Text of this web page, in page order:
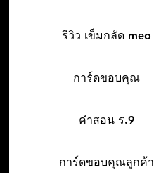
รีวิว เข็มกลัด meo
การ์ดขอบคุณ
คำสอน ร.9
การ์ดขอบคุณลูกค้า